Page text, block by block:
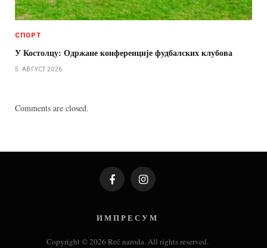
СПОРТ
У Костолцу: Одржане конференције фудбалских клубова
5. АВГУСТ 2026.
Comments are closed.
FacebookInstagram
И М П Р Е С У М
Copyright © 2026 Reč naroda. All rights reserved.